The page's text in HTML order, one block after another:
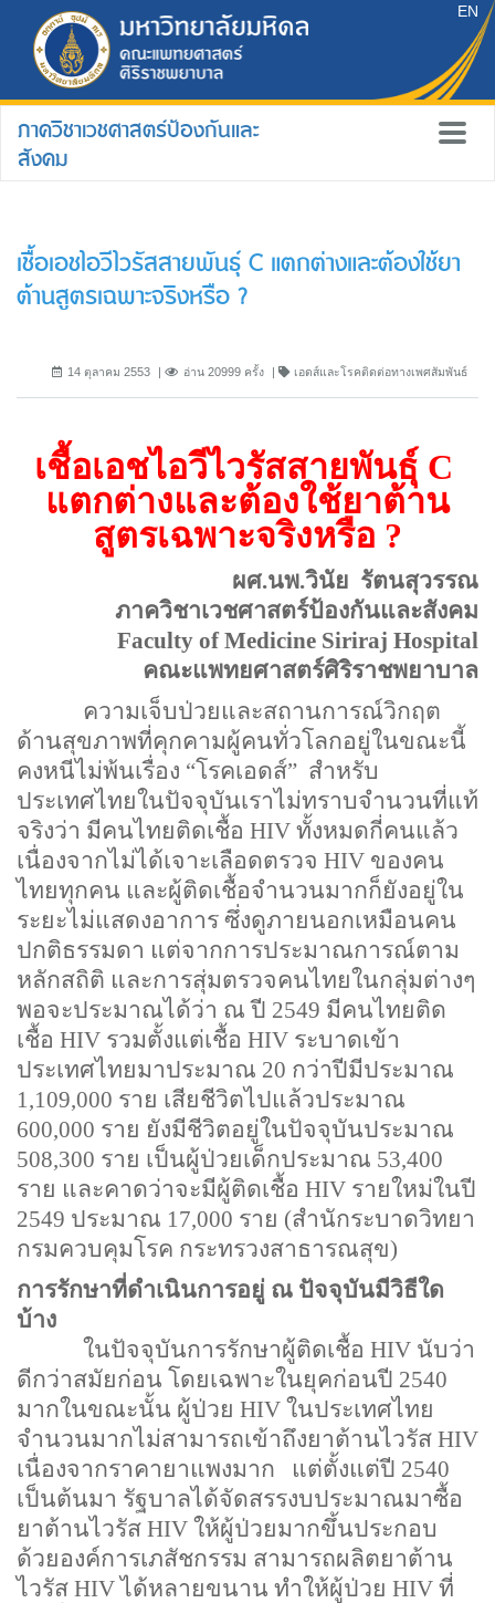
EN
ภาควิชาเวชศาสตร์ป้องกันและ
สังคม
เชื้อเอชไอวีไวรัสสายพันธุ์ C แตกต่างและต้องใช้ยา
ต้านสูตรเฉพาะจริงหรือ ?
14 ตุลาคม 2553 อ่าน 20999 ครั้ง เอดส์และโรคติดต่อทางเพศสัมพันธ์
เชื้อเอชไอวีไวรัสสายพันธุ์ C
แตกต่างและต้องใช้ยาต้าน
สูตรเฉพาะจริงหรือ ?
ผศ.นพ.วินัย รัตนสุวรรณ
ภาควิชาเวชศาสตร์ป้องกันและสังคม
Faculty ofMedicine Siriraj Hospital
คณะแพทยศาสตร์ศิริราชพยาบาล
ความเจ็บป่วยและสถานการณ์วิกฤต
ด้านสุขภาพที่คุกคามผู้คนทั่วโลกอยู่ในขณะนี้
คงหนีไม่พ้นเรื่อง “โรคเอดส์” สำหรับ
ประเทศไทยในปัจจุบันเราไม่ทราบจำนวนที่แท้
จริงว่า มีคนไทยติดเชื้อ HIV ทั้งหมดกี่คนแล้ว
เนื่องจากไม่ได้เจาะเลือดตรวจ HIV ของคน
ไทยทุกคน และผู้ติดเชื้อจำนวนมากก็ยังอยู่ใน
ระยะไม่แสดงอาการ ซึ่งดูภายนอกเหมือนคน
ปกติธรรมดา แต่จากการประมาณการณ์ตาม
หลักสถิติ และการสุ่มตรวจคนไทยในกลุ่มต่างๆ
พอจะประมาณได้ว่า ณ ปี 2549 มีคนไทยติด
เชื้อ HIV รวมตั้งแต่เชื้อ HIV ระบาดเข้า
ประเทศไทยมาประมาณ 20 กว่าปีมีประมาณ
1,109,000 ราย เสียชีวิตไปแล้วประมาณ
600,000 ราย ยังมีชีวิตอยู่ในปัจจุบันประมาณ
508,300 ราย เป็นผู้ป่วยเด็กประมาณ 53,400
ราย และคาดว่าจะมีผู้ติดเชื้อ HIV รายใหม่ในปี
2549 ประมาณ 17,000 ราย (สำนักระบาดวิทยา
กรมควบคุมโรค กระทรวงสาธารณสุข)
การรักษาที่ดำเนินการอยู่ ณ ปัจจุบันมีวิธีใด
บ้าง
ในปัจจุบันการรักษาผู้ติดเชื้อ HIV นับว่า
ดีกว่าสมัยก่อน โดยเฉพาะในยุคก่อนปี 2540
มากในขณะนั้น ผู้ป่วย HIV ในประเทศไทย
จำนวนมากไม่สามารถเข้าถึงยาต้านไวรัส HIV
เนื่องจากราคายาแพงมาก
แต่ตั้งแต่ปี 2540
เป็นต้นมา รัฐบาลได้จัดสรรงบประมาณมาซื้อ
ยาต้านไวรัส HIV ให้ผู้ป่วยมากขึ้นประกอบ
ด้วยองค์การเภสัชกรรม สามารถผลิตยาต้าน
ไวรัส HIVได้หลายขนาน ทำให้ผู้ป่วย HIV ที่